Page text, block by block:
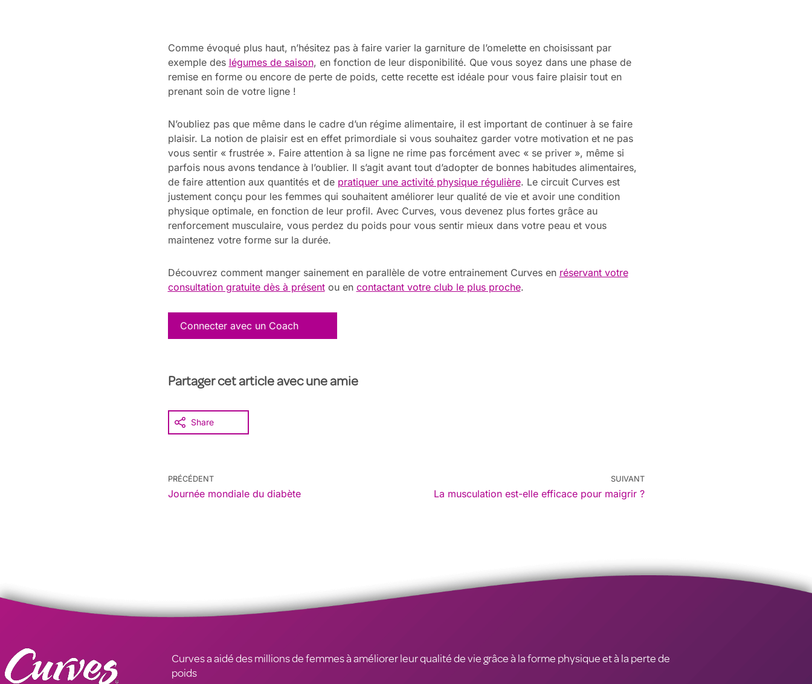
Comme évoqué plus haut, n’hésitez pas à faire varier la garniture de l’omelette en choisissant par
exemple des légumes de saison, en fonction de leur disponibilité. Que vous soyez dans une phase de
remise en forme ou encore de perte de poids, cette recette est idéale pour vous faire plaisir tout en
prenant soin de votre ligne !
N’oubliez pas que même dans le cadre d’un régime alimentaire, il est important de continuer à se faire
plaisir. La notion de plaisir est en effet primordiale si vous souhaitez garder votre motivation et ne pas
vous sentir « frustrée ». Faire attention à sa ligne ne rime pas forcément avec « se priver », même si
parfois nous avons tendance à l’oublier. Il s’agit avant tout d’adopter de bonnes habitudes alimentaires,
de faire attention aux quantités et de pratiquer une activité physique régulière. Le circuit Curves est
justement conçu pour les femmes qui souhaitent améliorer leur qualité de vie et avoir une condition
physique optimale, en fonction de leur profil. Avec Curves, vous devenez plus fortes grâce au
renforcement musculaire, vous perdez du poids pour vous sentir mieux dans votre peau et vous
maintenez votre forme sur la durée.
Découvrez comment manger sainement en parallèle de votre entrainement Curves en réservant votre
consultation gratuite dès à présentou en contactant votre club le plus proche.
Connecter avec un Coach
Partager cet article avec une amie
Share
PRÉCÉDENT
Journée mondiale du diabète
SUIVANT
La musculation est-elle efficace pour maigrir ?
Curves a aidé des millions de femmes à améliorer leur qualité de vie grâce à la forme physique et à la perte de
poids